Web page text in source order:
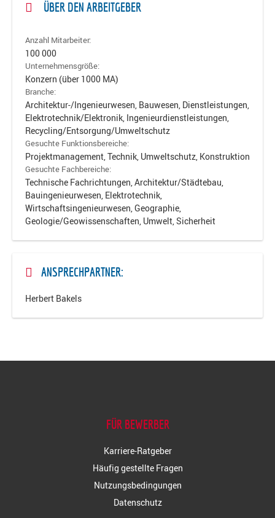
ÜBER DEN ARBEITGEBER
Anzahl Mitarbeiter:
100 000
Unternehmensgröße:
Konzern (über 1000 MA)
Branche:
Architektur-/Ingenieurwesen, Bauwesen, Dienstleistungen,
Elektrotechnik/Elektronik, Ingenieurdienstleistungen,
Recycling/Entsorgung/Umweltschutz
Gesuchte Funktionsbereiche:
Projektmanagement, Technik, Umweltschutz, Konstruktion
Gesuchte Fachbereiche:
Technische Fachrichtungen, Architektur/Städtebau,
Bauingenieurwesen, Elektrotechnik,
Wirtschaftsingenieurwesen, Geographie,
Geologie/Geowissenschaften, Umwelt, Sicherheit
ANSPRECHPARTNER:
Herbert Bakels
FÜR BEWERBER
Karriere-Ratgeber
Häufig gestellte Fragen
Nutzungsbedingungen
Datenschutz